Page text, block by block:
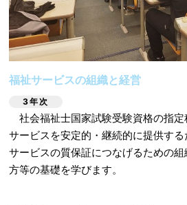
福祉サービスの組織と経営
3年次
社会福祉士国家試験受験資格の指
サービスを安定的・継続的に提供する
サービスの質保証につなげるための
方等の基礎を学びます。